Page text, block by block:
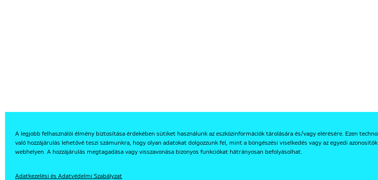
A legjobb felhasználói élmény biztosítása érdekében sütiket használunk az eszközinformációk tárolására és/vagy elérésére. Ezen
való hozzájárulás lehetővé teszi számunkra, hogy olyan adatokat dolgozzunk fel, mint a böngészési viselkedés vagy az egyedi azonosítók
webhelyen. A hozzájárulás megtagadása vagy visszavonása bizonyos funkciókat hátrányosan befolyásolhat.
Adatkezelési és Adatvédelmi Szabályzat
EN